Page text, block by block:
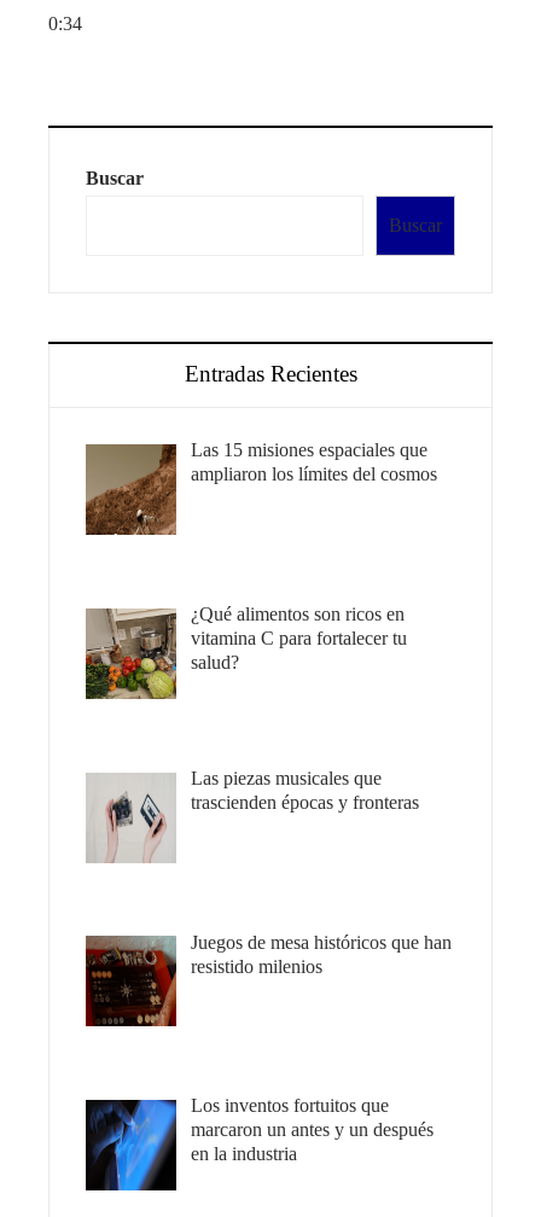
0:34
Buscar
Buscar
Entradas Recientes
Las 15 misiones espaciales que
ampliaron los límites del cosmos
¿Qué alimentos son ricos en
vitamina C para fortalecer tu
salud?
Las piezas musicales que
trascienden épocas y fronteras
Juegos de mesa históricos que han
resistido milenios
Los inventos fortuitos que
marcaron un antes y un después
en la industria